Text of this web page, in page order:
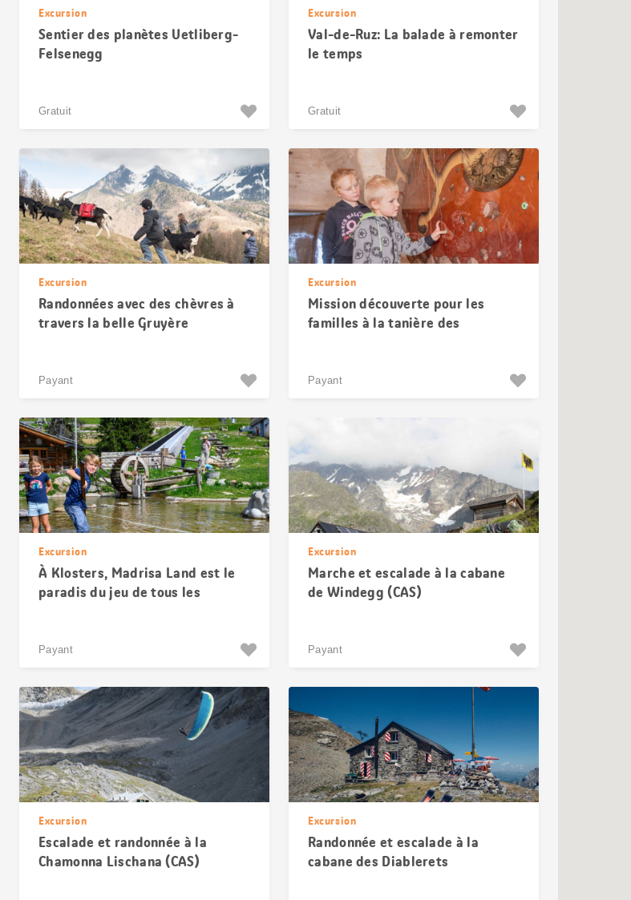
Excursion
Sentier des planètes Uetliberg-
Felsenegg
Gratuit
Excursion
Val-de-Ruz: La balade à remonter
le temps
Gratuit
Excursion
Randonnées avec des chèvres à
travers la belle Gruyère
Payant
Excursion
Mission découverte pour les
familles à la tanière des
Payant
Excursion
À Klosters, Madrisa Land est le
paradis du jeu de tous les
Payant
Excursion
Marche et escalade à la cabane
de Windegg (CAS)
Payant
Excursion
Escalade et randonnée à la
Chamonna Lischana (CAS)
Excursion
Randonnée et escalade à la
cabane des Diablerets